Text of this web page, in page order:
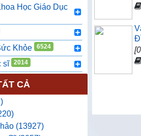
Học Giáo Dục
Khỏe 6524
sĩ 2014
CẢ
(13927)